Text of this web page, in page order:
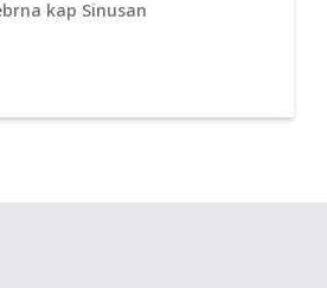
kap Sinusan